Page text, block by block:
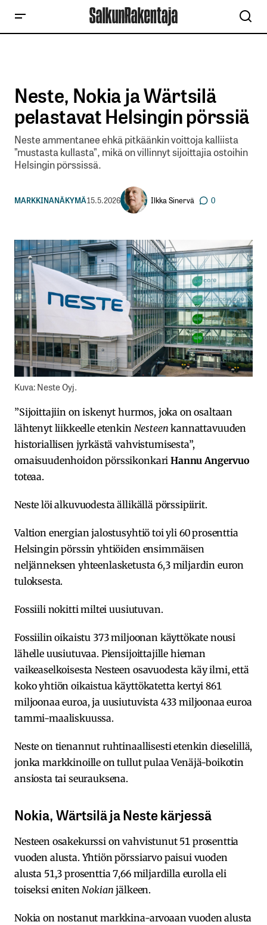
Neste, Nokia ja Wärtsilä
pelastavat Helsingin pörssiä
Neste ammentanee ehkä pitkäänkin voittoja kalliista
”mustasta kullasta”, mikä on villinnyt sijoittajia ostoihin
Helsingin pörssissä.
MARKKINANÄKYMÄ15.5.2026 Ilkka Sinervä 0
Kuva: Neste Oyj.
”Sijoittajiin on iskenyt hurmos, joka on osaltaan
lähtenyt liikkeelle etenkin Nesteen kannattavuuden
historiallisen jyrkästä vahvistumisesta”,
omaisuudenhoidon pörssikonkariHannu Angervuo
toteaa.
Neste löi alkuvuodesta ällikällä pörssipiirit.
Valtion energian jalostusyhtiö toi yli 60 prosenttia
Helsingin pörssin yhtiöiden ensimmäisen
neljänneksen yhteenlasketusta 6,3 miljardin euron
tuloksesta.
Fossiili nokitti miltei uusiutuvan.
Fossiilin oikaistu 373 miljoonan käyttökate nousi
lähelle uusiutuvaa. Piensijoittajille hieman
vaikeaselkoisesta Nesteen osavuodesta käy ilmi, että
koko yhtiön oikaistua käyttökatetta kertyi 861
miljoonaa euroa, ja uusiutuvista 433 miljoonaa euroa
tammi-maaliskuussa.
Neste on tienannut ruhtinaallisesti etenkin dieselillä,
jonka markkinoille on tullut pulaa Venäjä-boikotin
ansiosta tai seurauksena.
Nokia, Wärtsilä ja Neste kärjessä
Nesteen osakekurssi on vahvistunut 51 prosenttia
vuoden alusta. Yhtiön pörssiarvo paisui vuoden
alusta 51,3 prosenttia 7,66 miljardilla eurolla eli
toiseksi enitenNokian jälkeen.
Nokia on nostanut markkina-arvoaan vuoden alusta